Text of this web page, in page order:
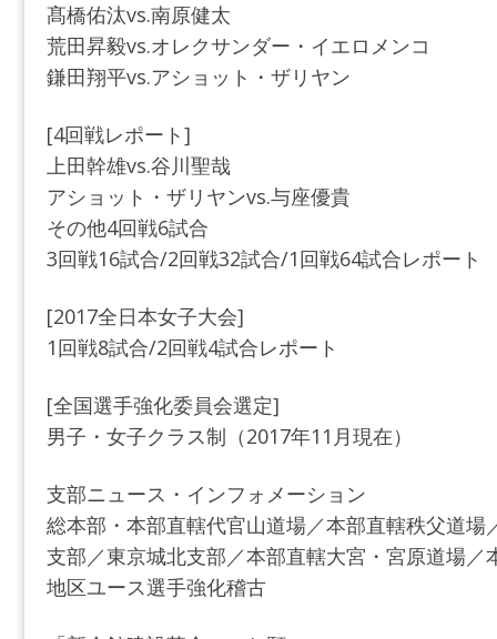
髙橋佑汰vs.南原健太
荒田昇毅vs.オレクサンダー・イエロメンコ
鎌田翔平vs.アショット・ザリヤン
[4回戦レポート]
上田幹雄vs.谷川聖哉
アショット・ザリヤンvs.与座優貴
その他4回戦6試合
3回戦16試合/2回戦32試合/1回戦64試合レポート
[2017全日本女子大会]
1回戦8試合/2回戦4試合レポート
[全国選手強化委員会選定]
男子・女子クラス制（2017年11月現在）
支部ニュース・インフォメーション
総本部・本部直轄代官山道場／本部直轄秩父道場
支部／東京城北支部／本部直轄大宮・宮原道場／
地区ユース選手強化稽古